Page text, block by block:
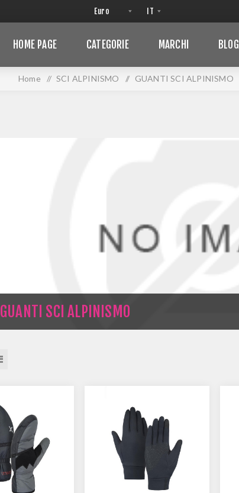
HOME PAGE CATEGORIE MARCHI BLOG
Home / SCI ALPINISMO / GUANTI SCI ALPINISMO
GUANTI SCI ALPINISMO